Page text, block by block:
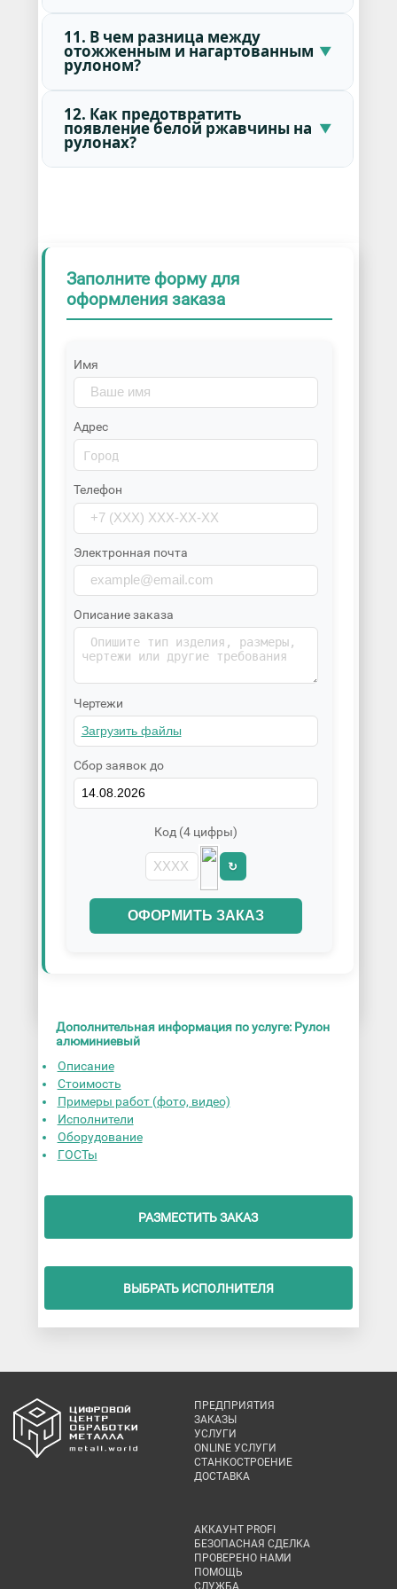
11. В чем разница между
отожженным и нагартованным
рулоном?
12. Как предотвратить
появление белой ржавчины на
рулонах?
Заполните форму для
оформления заказа
Имя
Адрес
Телефон
Электронная почта
Описание заказа
Чертежи
Сбор заявок до
Код (4 цифры)
↻
ОФОРМИТЬ ЗАКАЗ
Дополнительная информация по услуге: Рулон
алюминиевый
Описание
Стоимость
Примеры работ (фото, видео)
Исполнители
Оборудование
ГОСТы
РАЗМЕСТИТЬ ЗАКАЗ
ВЫБРАТЬ ИСПОЛНИТЕЛЯ
ПРЕДПРИЯТИЯ
ЗАКАЗЫ
УСЛУГИ
ONLINE УСЛУГИ
СТАНКОСТРОЕНИЕ
ДОСТАВКА
АККАУНТ PROFI
БЕЗОПАСНАЯ СДЕЛКА
ПРОВЕРЕНО НАМИ
ПОМОЩЬ